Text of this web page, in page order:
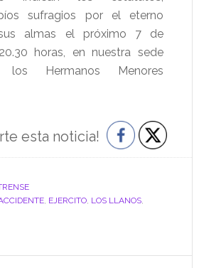
sufragios por el eterno
almas el próximo 7 de
horas, en nuestra sede
Hermanos Menores
esta noticia!
, EJERCITO, LOS LLANOS,